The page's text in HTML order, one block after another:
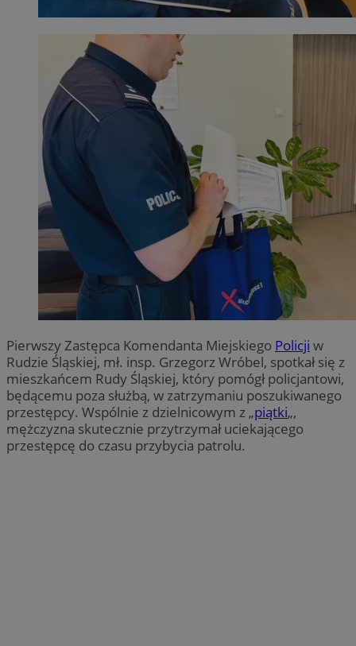
Pierwszy Zastępca Komendanta Miejskiego Policji w
Rudzie Śląskiej, mł. insp. Grzegorz Wróbel, spotkał się z
mieszkańcem Rudy Śląskiej, który pomógł policjantowi,
będącemu poza służbą, w zatrzymaniu poszukiwanego
przestępcy. Wspólnie z dzielnicowym z „piątki„,
mężczyzna skutecznie przytrzymał uciekającego
przestępcę do czasu przybycia patrolu.